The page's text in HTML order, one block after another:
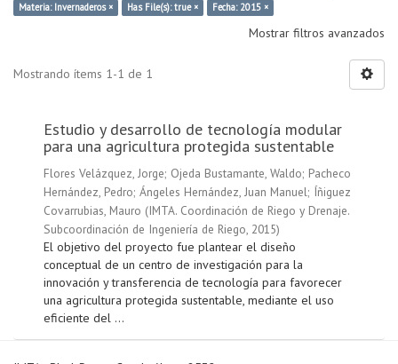
Materia: Invernaderos ×
Has File(s): true × Fecha: 2015 ×
Mostrar filtros avanzados
Mostrando ítems 1-1 de 1
Estudio y desarrollo de tecnología modular
para una agricultura protegida sustentable
Flores Velázquez, Jorge; Ojeda Bustamante, Waldo; Pacheco
Hernández, Pedro; Ángeles Hernández, Juan Manuel; Íñiguez
Covarrubias, Mauro (IMTA. Coordinación de Riego y Drenaje.
Subcoordinación de Ingeniería de Riego, 2015)
El objetivo del proyecto fue plantear el diseño
conceptual de un centro de investigación para la
innovación y transferencia de tecnología para favorecer
una agricultura protegida sustentable, mediante el uso
eficiente del ...